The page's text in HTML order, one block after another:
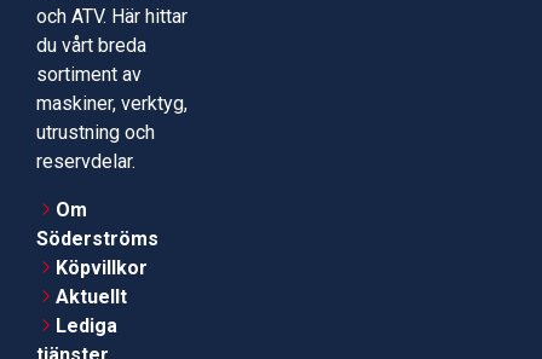
och ATV. Här hittar
du vårt breda
sortiment av
maskiner, verktyg,
utrustning och
reservdelar.
Om
Söderströms
Köpvillkor
Aktuellt
Lediga
tjänster